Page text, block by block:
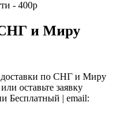
- 400р
СНГ и Миру
доставки по СНГ и Миру
оставьте заявку
Бесплатный | email: